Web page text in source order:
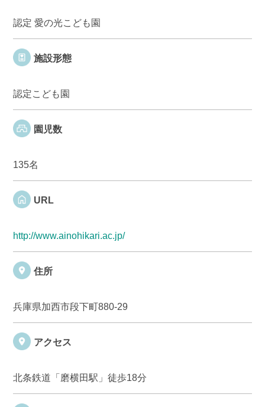
認定 愛の光こども園
施設形態
認定こども園
園児数
135名
URL
http://www.ainohikari.ac.jp/
住所
兵庫県加西市段下町880-29
アクセス
北条鉄道「磨横田駅」徒歩18分